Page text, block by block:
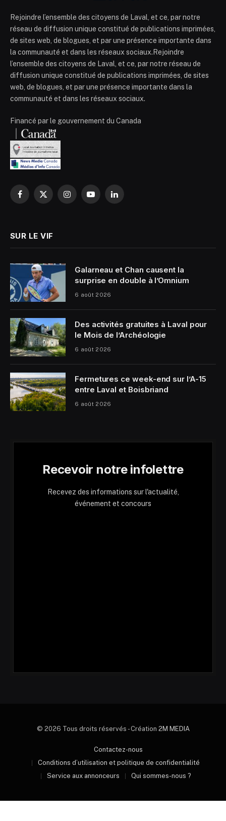
Rejoindre l’ensemble des citoyens de Laval, et ce, par notre
réseau de diffusion unique constitué de publications imprimées,
de sites web, de blogues, et par une présence importante dans
la communauté et dans les réseaux sociaux.Rejoindre
l’ensemble des citoyens de Laval, et ce, par notre réseau de
diffusion unique constitué de publications imprimées, de sites
web, de blogues, et par une présence importante dans la
communauté et dans les réseaux sociaux.
Financé par le gouvernement du Canada
Facebook
X
InstagramYouTubeLinkedIn
SUR LE VIF
Galarneau et Chan causent la
surprise en double à l’Omnium
6 août 2026
Des activités gratuites à Laval pour
le Mois de l’Archéologie
6 août 2026
Fermetures ce week-end sur l’A-15
entre Laval et Boisbriand
6 août 2026
Recevoir notre infolettre
Recevez des informations sur l'actualité,
événement et concours
© 2026 Tous droits réservés - Création 2M MEDIA
Contactez-nous
Conditions d’utilisation et politique de confidentialité
Service aux annonceurs
Qui sommes-nous ?